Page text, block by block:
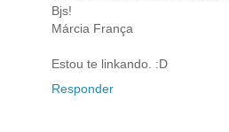
Bjs!
Márcia França
Estou te linkando. :D
Responder